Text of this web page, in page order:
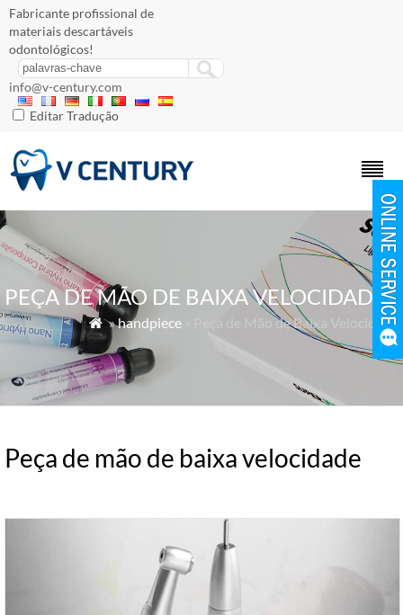
Fabricante profissional de
materiais descartáveis ​​
odontológicos!
info@v-century.com
Editar Tradução
PEÇA DE MÃO DE BAIXA VELOCIDADE
 »handpiece » Peça de Mão de Baixa Velocidade
Peça de mão de baixa velocidade